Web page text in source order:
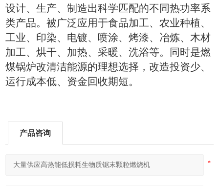
设计、生产、制造出科学匹配的不同热功率系
类产品。被广泛应用于食品加工、农业种植、
工业、印染、电镀、喷涂、烤漆、冶炼、木材
加工、烘干、加热、采暖、洗浴等。同时是燃
煤锅炉改清洁能源的理想选择，改造投资少、
运行成本低、资金回收期短。
产品咨询